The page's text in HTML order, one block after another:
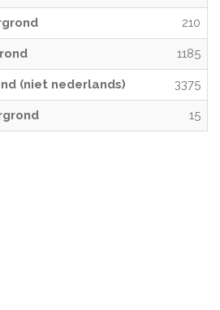
210
1185
(niet nederlands) 3375
15